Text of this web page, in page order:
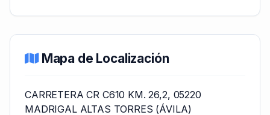
Mapa de Localización
CARRETERA CR C610 KM. 26,2, 05220
MADRIGAL ALTAS TORRES (ÁVILA)